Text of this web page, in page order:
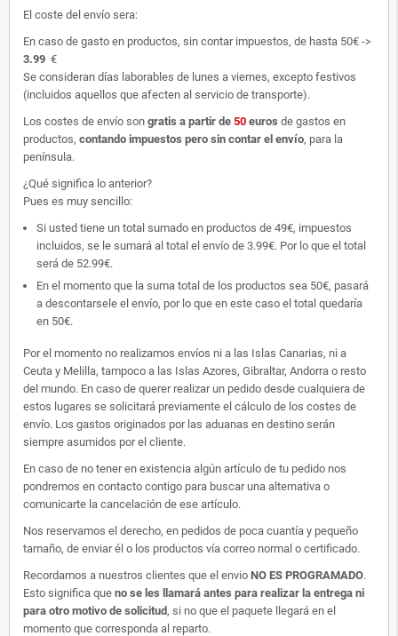
El coste del envío sera:
En caso de gasto en productos, sin contar impuestos, de hasta 50€ ->
3.99 €
Se consideran días laborables de lunes a viernes, excepto festivos
(incluidos aquellos que afecten al servicio de transporte).
Los costes de envío son gratis a partir de 50 euros de gastos en
productos, contando impuestos pero sin contar el envío, para la
península.
¿Qué significa lo anterior?
Pues es muy sencillo:
Si usted tiene un total sumado en productos de 49€, impuestos
incluidos, se le sumará al total el envío de 3.99€. Por lo que el total
será de 52.99€.
En el momento que la suma total de los productos sea 50€, pasará
a descontarsele el envío, por lo que en este caso el total quedaría
en 50€.
Por el momento no realizamos envíos ni a las Islas Canarias, ni a
Ceuta y Melilla, tampoco a las Islas Azores, Gibraltar, Andorra o resto
del mundo. En caso de querer realizar un pedido desde cualquiera de
estos lugares se solicitará previamente el cálculo de los costes de
envío. Los gastos originados por las aduanas en destino serán
siempre asumidos por el cliente.
En caso de no tener en existencia algún artículo de tu pedido nos
pondremos en contacto contigo para buscar una alternativa o
comunicarte la cancelación de ese artículo.
Nos reservamos el derecho, en pedidos de poca cuantía y pequeño
tamaño, de enviar él o los productos vía correo normal o certificado.
Recordamos a nuestros clientes que el envio NO ES PROGRAMADO.
Esto significa que no se les llamará antes para realizar la entrega ni
para otro motivo de solicitud, si no que el paquete llegará en el
momento que corresponda al reparto.